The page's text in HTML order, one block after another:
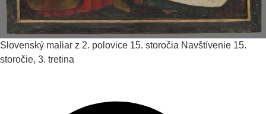
Slovenský maliar z 2. polovice 15. storočia Navštívenie 15.
storočie, 3. tretina